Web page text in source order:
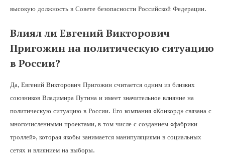
высокую должность в Совете безопасности Российской Федерации.
Влиял ли Евгений Викторович
Пригожин на политическую ситуацию
в России?
Да, Евгений Викторович Пригожин считается одним из близких
союзников Владимира Путина и имеет значительное влияние на
политическую ситуацию в России. Его компания «Конкорд» связана с
многочисленными проектами, в том числе с созданием «фабрики
троллей», которая якобы занимается манипуляциями в социальных
сетях и влиянием на выборы.